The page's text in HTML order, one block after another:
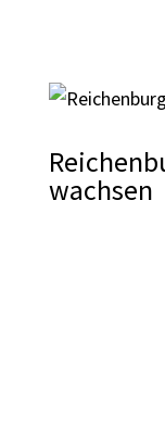
wachsen